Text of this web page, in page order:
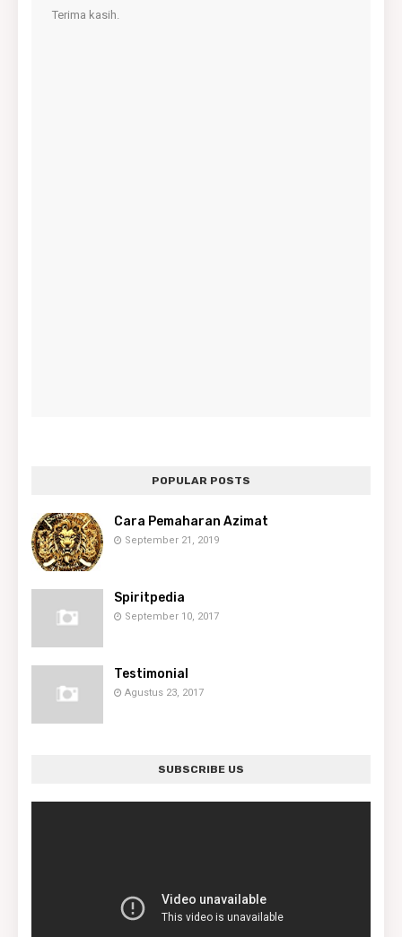
Terima kasih.
POPULAR POSTS
Cara Pemaharan Azimat
September 21, 2019
Spiritpedia
September 10, 2017
Testimonial
Agustus 23, 2017
SUBSCRIBE US